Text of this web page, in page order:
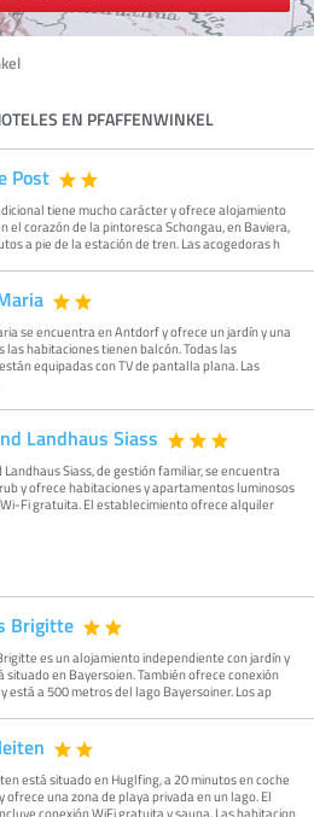
EN PFAFFENWINKEL
Post
tiene mucho carácter y ofrece alojamiento
el corazón de la pintoresca Schongau, en Baviera,
a pie de la estación de tren. Las acogedoras h
se encuentra en Antdorf y ofrece un jardín y una
las habitaciones tienen balcón. Todas las
equipadas con TV de pantalla plana. Las
Landhaus Siass
Landhaus Siass, de gestión familiar, se encuentra
y ofrece habitaciones y apartamentos luminosos
Fi gratuita. El establecimiento ofrece alquiler
Brigitte
es un alojamiento independiente con jardín y
situado en Bayersoien. También ofrece conexión
está a 500 metros del lago Bayersoiner. Los ap
está situado en Huglfing, a 20 minutos en coche
ofrece una zona de playa privada en un lago. El
conexión WiFi gratuita y sauna. Las habitacion